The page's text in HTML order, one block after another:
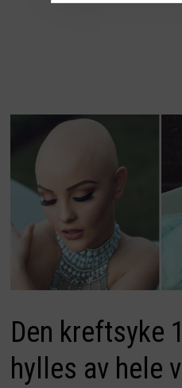
Den kreftsyke
hylles av hele